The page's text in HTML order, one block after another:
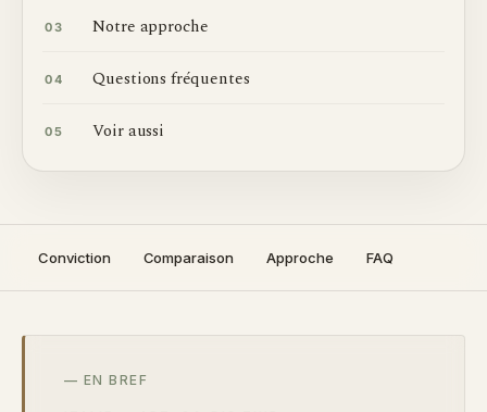
03 Notre approche
04 Questions fréquentes
05 Voir aussi
Conviction Comparaison Approche FAQ
— EN BREF